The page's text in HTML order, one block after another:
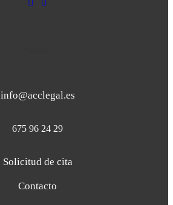
info@acclegal.es
675 96 24 29
Solicitud de cita
Contacto